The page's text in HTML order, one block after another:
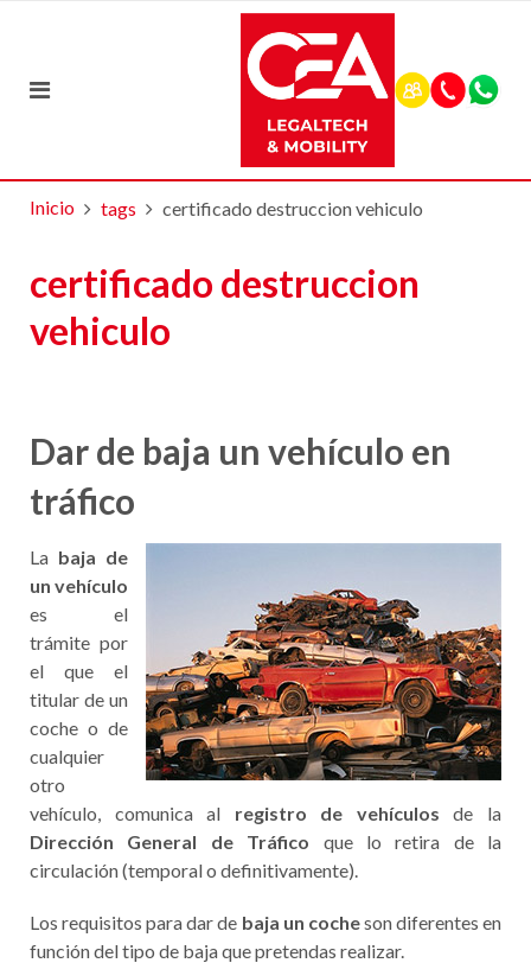
Inicio tags certificado destruccion vehiculo
certificado destruccion
vehiculo
Dar de baja un vehículo en
tráfico
La baja de
un vehículo
es el
trámite por
el que el
titular de un
coche o de
cualquier
otro
vehículo, comunica al registro de vehículos de la
Dirección General de Tráfico que lo retira de la
circulación (temporal o definitivamente).
Los requisitos para dar de baja un cocheson diferentes en
función del tipo de baja que pretendas realizar.